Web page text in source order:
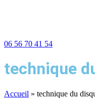
06 56 70 41 54
technique
Accueil » technique du